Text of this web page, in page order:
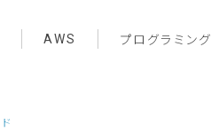
AWS プログラミング